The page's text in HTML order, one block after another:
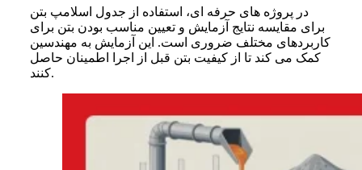
در پروژه های حرفه ای، استفاده از جدول اسلامپ بتن
برای مقایسه نتایج آزمایش و تعیین مناسب بودن بتن برای
کاربردهای مختلف ضروری است. این آزمایش به مهندسین
کمک می کند تا از کیفیت بتن قبل از اجرا اطمینان حاصل
کنند.